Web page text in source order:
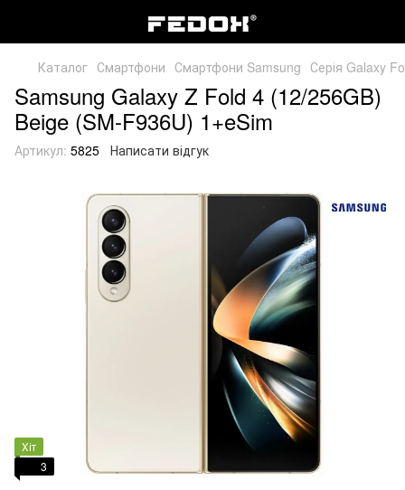
Каталог Смартфони Смартфони Samsung Серія Galaxy
Samsung Galaxy Z Fold 4 (12/256GB)
Beige (SM-F936U) 1+eSim
Артикул: 5825 Написати відгук
Хіт
3